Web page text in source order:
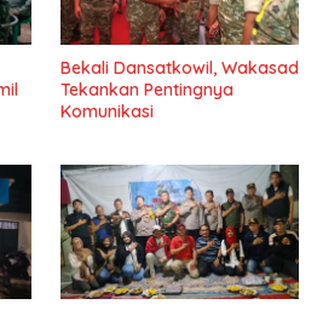
Bekali Dansatkowil, Wakasad
Tekankan Pentingnya
Komunikasi